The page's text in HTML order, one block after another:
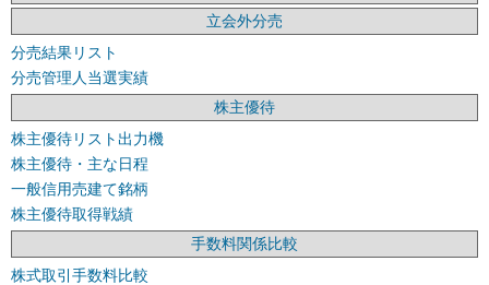
立会外分売
分売結果リスト
分売管理人当選実績
株主優待
株主優待リスト出力機
株主優待・主な日程
一般信用売建て銘柄
株主優待取得戦績
手数料関係比較
株式取引手数料比較